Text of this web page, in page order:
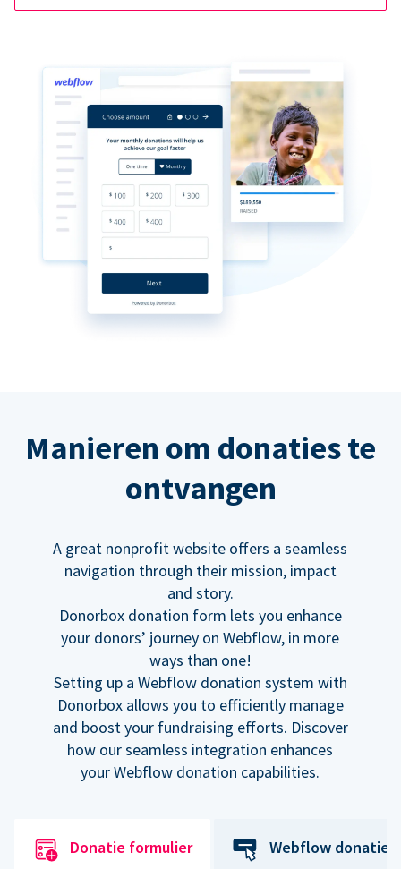
Manieren om donaties te
ontvangen
A great nonprofit website offers a seamless
navigation through their mission, impact
and story.
Donorbox donation form lets you enhance
your donors’ journey on Webflow, in more
ways than one!
Setting up a Webflow donation system with
Donorbox allows you to efficiently manage
and boost your fundraising efforts. Discover
how our seamless integration enhances
your Webflow donation capabilities.
Donatie formulier Webflow